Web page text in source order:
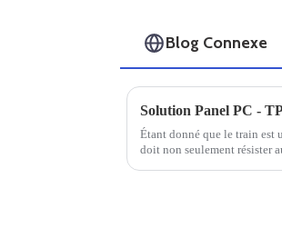
Blog Connexe
Solution Panel PC -
Étant donné que le train est
doit non seulement résister